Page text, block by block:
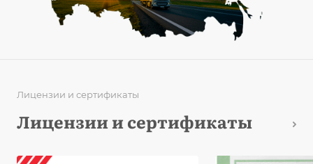
Лицензии и сертификаты
Лицензии и сертификаты